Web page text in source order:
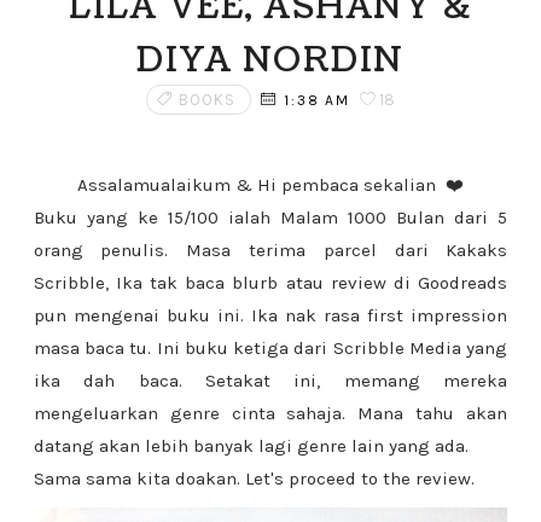
DIYA NORDIN
BOOKS 1:38 AM 18
Assalamualaikum & Hi pembaca sekalian ❤️️
Buku yang ke 15/100 ialah Malam 1000 Bulan dari 5
orang penulis. Masa terima parcel dari Kakaks
Scribble, Ika tak baca blurb atau review di Goodreads
pun mengenai buku ini. Ika nak rasa first impression
masa baca tu. Ini buku ketiga dari Scribble Media yang
ika dah baca. Setakat ini, memang mereka
mengeluarkan genre cinta sahaja. Mana tahu akan
datang akan lebih banyak lagi genre lain yang ada.
Sama sama kita doakan. Let's proceed to the review.